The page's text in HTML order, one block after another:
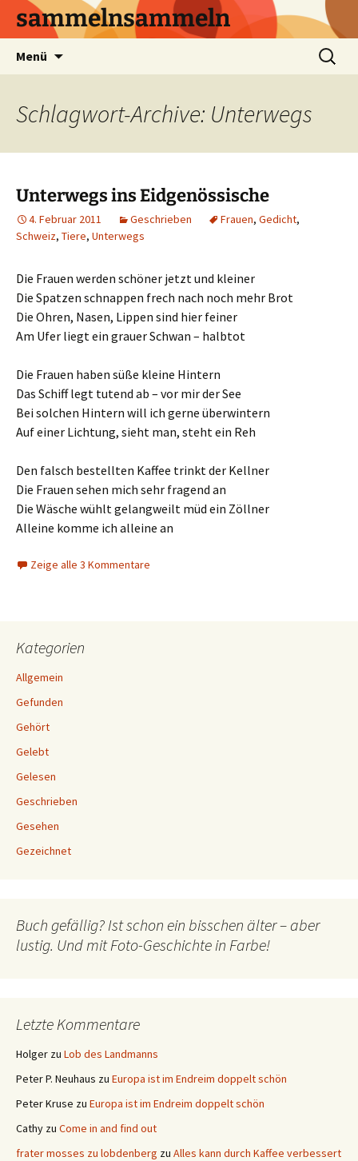
sammelnsammeln
Menü
Suchen
nach:
Schlagwort-Archive: Unterwegs
Unterwegs ins Eidgenössische
4. Februar 2011 Geschrieben Frauen, Gedicht,
Schweiz, Tiere, Unterwegs
Die Frauen werden schöner jetzt und kleiner
Die Spatzen schnappen frech nach noch mehr Brot
Die Ohren, Nasen, Lippen sind hier feiner
Am Ufer liegt ein grauer Schwan – halbtot
Die Frauen haben süße kleine Hintern
Das Schiff legt tutend ab – vor mir der See
Bei solchen Hintern will ich gerne überwintern
Auf einer Lichtung, sieht man, steht ein Reh
Den falsch bestellten Kaffee trinkt der Kellner
Die Frauen sehen mich sehr fragend an
Die Wäsche wühlt gelangweilt müd ein Zöllner
Alleine komme ich alleine an
Zeige alle 3 Kommentare
Kategorien
Allgemein
Gefunden
Gehört
Gelebt
Gelesen
Geschrieben
Gesehen
Gezeichnet
Buch gefällig? Ist schon ein bisschen älter – aber
lustig. Und mit Foto-Geschichte in Farbe!
Letzte Kommentare
Holger zu Lob des Landmanns
Peter P. Neuhaus zu Europa ist im Endreim doppelt schön
Peter Kruse zu Europa ist im Endreim doppelt schön
Cathy zu Come in and find out
frater mosses zu lobdenberg zu Alles kann durch Kaffee verbessert